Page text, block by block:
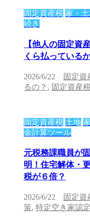
固定資産税 家・
続き
【他人の固定資
くら払っている
2026/6/22
固定資
るの？ , 固定資産
固定資産税 土地
金計算ツール
元税務課職員が
明！住宅解体・
税が６倍？
2026/6/22 固定資
策, 特定空き家認定